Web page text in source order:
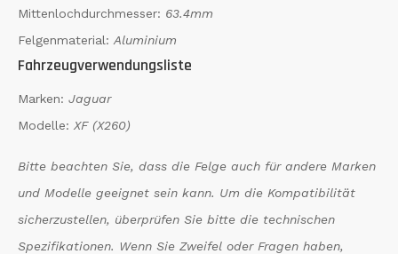
Mittenlochdurchmesser: 63.4mm
Felgenmaterial: Aluminium
Fahrzeugverwendungsliste
Marken: Jaguar
Modelle: XF (X260)
Bitte beachten Sie, dass die Felge auch für andere Marken
und Modelle geeignet sein kann. Um die Kompatibilität
sicherzustellen, überprüfen Sie bitte die technischen
Spezifikationen. Wenn Sie Zweifel oder Fragen haben,